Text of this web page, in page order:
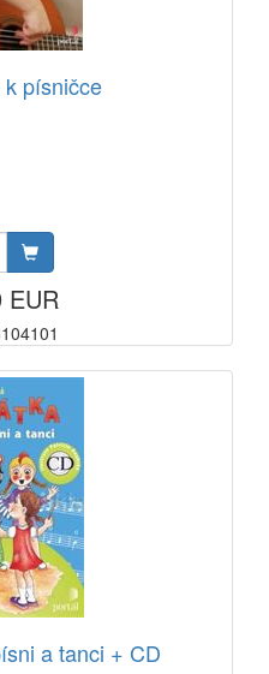
písničce
EUR
a tanci + CD